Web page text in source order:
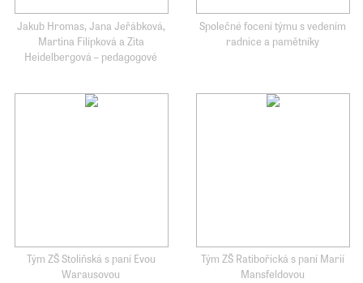
Jakub Hromas, Jana Jeřábková,
Martina Filípková a Zita
Heidelbergová – pedagogové
Společné focení týmu s vedením
radnice a pamětníky
Tým ZŠ Stoliňská s paní Evou
Warausovou
Tým ZŠ Ratibořická s paní Marií
Mansfeldovou